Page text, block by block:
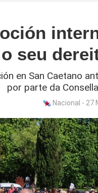
seu
en San Caetano
por parte da
Nacional - 27